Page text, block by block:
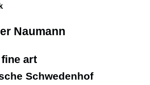
Naumann
art
Schwedenhof